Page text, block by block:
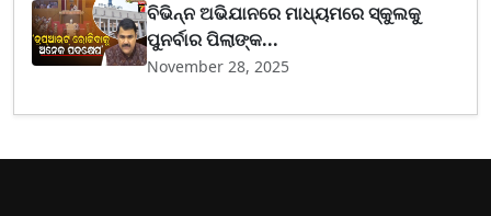
ବିଭିନ୍ନ ଅଭିଯାନରେ ମାଧ୍ୟମରେ ସ୍କୁଲକୁ
ପୁନର୍ବାର ପିଲାଙ୍କ...
November 28, 2025